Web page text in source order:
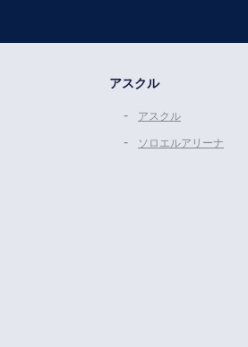
アスクル
アスクル
ソロエルアリーナ